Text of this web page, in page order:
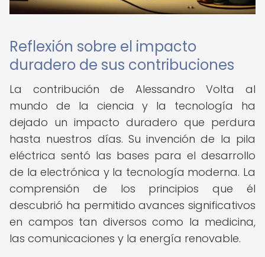
Reflexión sobre el impacto
duradero de sus contribuciones
La contribución de Alessandro Volta al
mundo de la ciencia y la tecnología ha
dejado un impacto duradero que perdura
hasta nuestros días. Su invención de la pila
eléctrica sentó las bases para el desarrollo
de la electrónica y la tecnología moderna. La
comprensión de los principios que él
descubrió ha permitido avances significativos
en campos tan diversos como la medicina,
las comunicaciones y la energía renovable.